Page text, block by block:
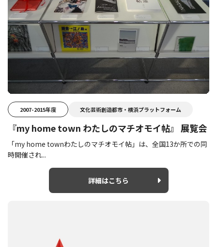
2007-2015年度 文化芸術創造都市・横浜プラットフォーム
『my home town わたしのマチオモイ帖』 展覧会
「my home townわたしのマチオモイ帖」は、全国13か所での同
時開催され...
詳細はこちら